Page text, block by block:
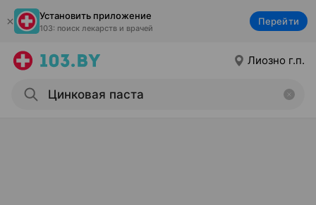
Установить приложение
103: поиск лекарств и врачей
Перейти
Лиозно г.п.